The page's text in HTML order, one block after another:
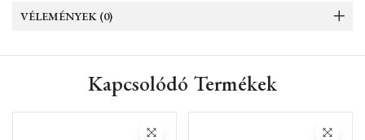
VÉLEMÉNYEK (0)
Kapcsolódó Termékek